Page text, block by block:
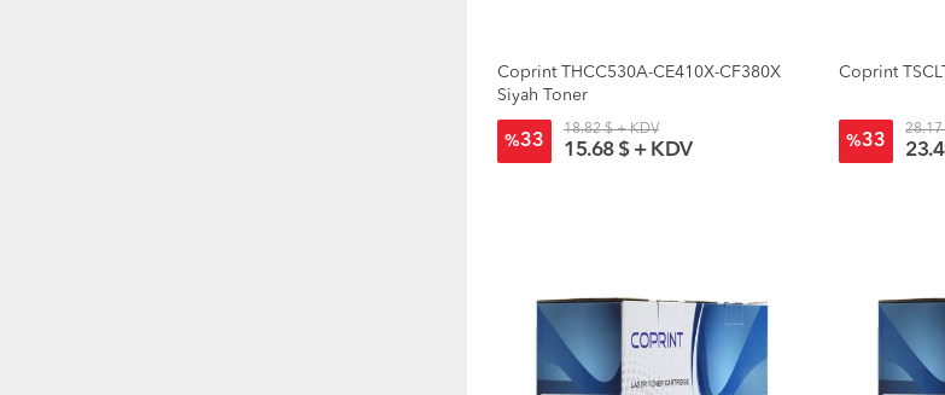
Coprint THCC530A-CE410X-CF380X
Siyah Toner
%33
18.82 $ + KDV
15.68 $ + KDV
Coprint
%33
28.17